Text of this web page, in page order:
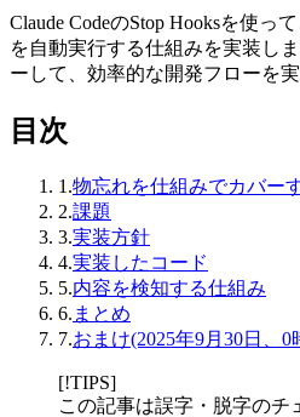
Claude CodeのStop Hooksを使っ
を自動実行する仕組みを実装し
ーして、効率的な開発フローを実
目次
1.物忘れを仕組みでカバー
2.課題
3.実装方針
4.実装したコード
5.内容を検知する仕組み
6. まとめ
7.おまけ(2025年9月30日、0
[!TIPS]
この記事は誤字・脱字のチ